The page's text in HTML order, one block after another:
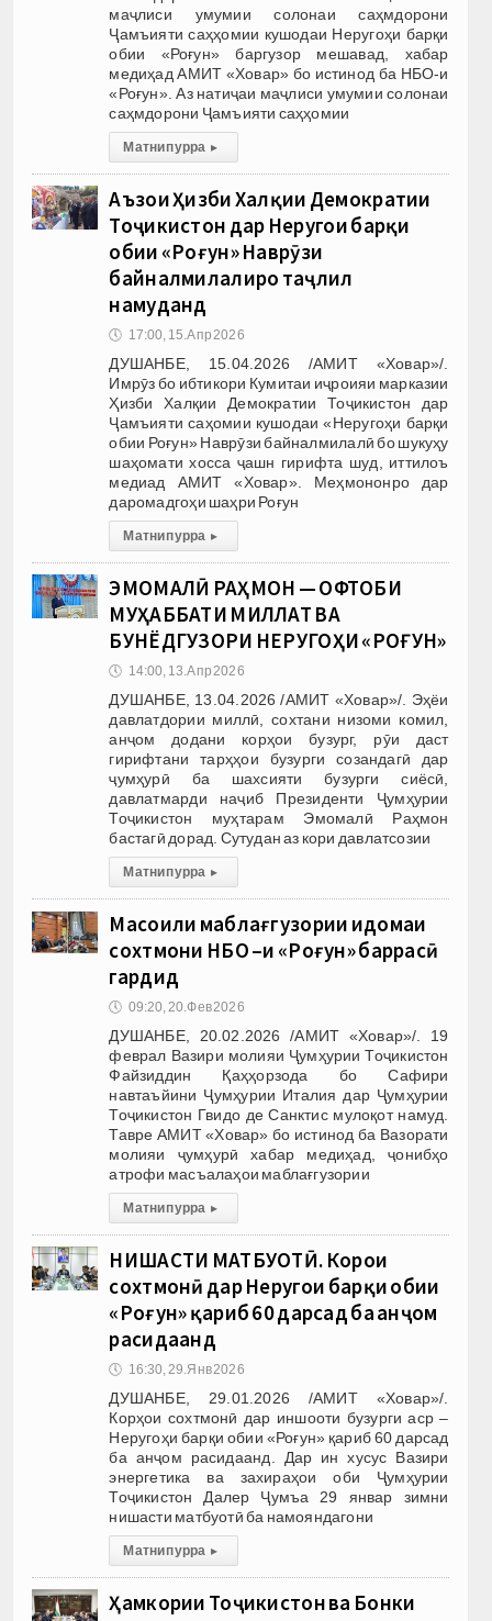
маҷлиси умумии солонаи саҳмдорони
Ҷамъияти саҳҳомии кушодаи Неругоҳи барқи
обии «Роғун» баргузор мешавад, хабар
медиҳад АМИТ «Ховар» бо истинод ба НБО-и
«Роғун». Аз натиҷаи маҷлиси умумии солонаи
саҳмдорони Ҷамъияти саҳҳомии
Матни пурра ▸
Аъзои Ҳизби Халқии Демократии
Тоҷикистон дар Неругоҳи барқи
обии «Роғун» Наврӯзи
байналмилалиро таҷлил
намуданд
🕔 17:00, 15.Апр 2026
ДУШАНБЕ, 15.04.2026 /АМИТ «Ховар»/.
Имрӯз бо ибтикори Кумитаи иҷроияи марказии
Ҳизби Халқии Демократии Тоҷикистон дар
Ҷамъияти саҳомии кушодаи «Неругоҳи барқи
обии Роғун» Наврӯзи байналмилалӣ бо шукуҳу
шаҳомати хосса ҷашн гирифта шуд, иттилоъ
медиад АМИТ «Ховар». Меҳмононро дар
даромадгоҳи шаҳри Роғун
Матни пурра ▸
ЭМОМАЛӢ РАҲМОН — ОФТОБИ
МУҲАББАТИ МИЛЛАТ ВА
БУНЁДГУЗОРИ НЕРУГОҲИ «РОҒУН»
🕔 14:00, 13.Апр 2026
ДУШАНБЕ, 13.04.2026 /АМИТ «Ховар»/. Эҳёи
давлатдории миллӣ, сохтани низоми комил,
анҷом додани корҳои бузург, рӯи даст
гирифтани тарҳҳои бузурги созандагӣ дар
ҷумҳурӣ ба шахсияти бузурги сиёсӣ,
давлатмарди наҷиб Президенти Ҷумҳурии
Тоҷикистон муҳтарам Эмомалӣ Раҳмон
бастагӣ дорад. Сутудан аз кори давлатсозии
Матни пурра ▸
Масоили маблағгузории идомаи
сохтмони НБО –и «Роғун» баррасӣ
гардид
🕔 09:20, 20.Фев 2026
ДУШАНБЕ, 20.02.2026 /АМИТ «Ховар»/. 19
феврал Вазири молияи Ҷумҳурии Тоҷикистон
Файзиддин Қаҳҳорзода бо Сафири
навтаъйини Ҷумҳурии Италия дар Ҷумҳурии
Тоҷикистон Гвидо де Санктис мулоқот намуд.
Тавре АМИТ «Ховар» бо истинод ба Вазорати
молияи ҷумҳурӣ хабар медиҳад, ҷонибҳо
атрофи масъалаҳои маблағгузории
Матни пурра ▸
НИШАСТИ МАТБУОТӢ. Корҳои
сохтмонӣ дар Неругоҳи барқи обии
«Роғун» қариб 60 дарсад ба анҷом
расидаанд
🕔 16:30, 29.Янв 2026
ДУШАНБЕ, 29.01.2026 /АМИТ «Ховар»/.
Корҳои сохтмонӣ дар иншооти бузурги аср –
Неругоҳи барқи обии «Роғун» қариб 60 дарсад
ба анҷом расидаанд. Дар ин хусус Вазири
энергетика ва захираҳои оби Ҷумҳурии
Тоҷикистон Далер Ҷумъа 29 январ зимни
нишасти матбуотӣ ба намояндагони
Матни пурра ▸
Ҳамкории Тоҷикистон ва Бонки